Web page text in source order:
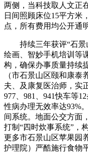
两侧，当科技取人文正
日间照顾床位15平方米
点，所有费用均公开通
持续三年获评“石景
绘画、智妙手机培训等
构，确保办事质量持续
（市石景山区颐和康
夫、及康复医治师，实
977、981、941快车等
性病办理无效率达93%
间系统。地面公交方面
打制“四时炊事系统”，
更多市石景山区苹果园
护理院）严酷施行食物